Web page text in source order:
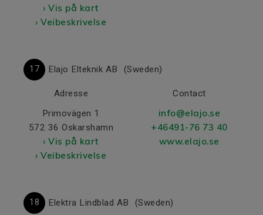
› Vis på kart
› Veibeskrivelse
17 Elajo Elteknik AB (Sweden)
Adresse
Primovägen 1
572 36 Oskarshamn
› Vis på kart
› Veibeskrivelse
Contact
info@elajo.se
+46491-76 73 40
www.elajo.se
18 Elektra Lindblad AB (Sweden)